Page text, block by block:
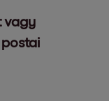
vagy